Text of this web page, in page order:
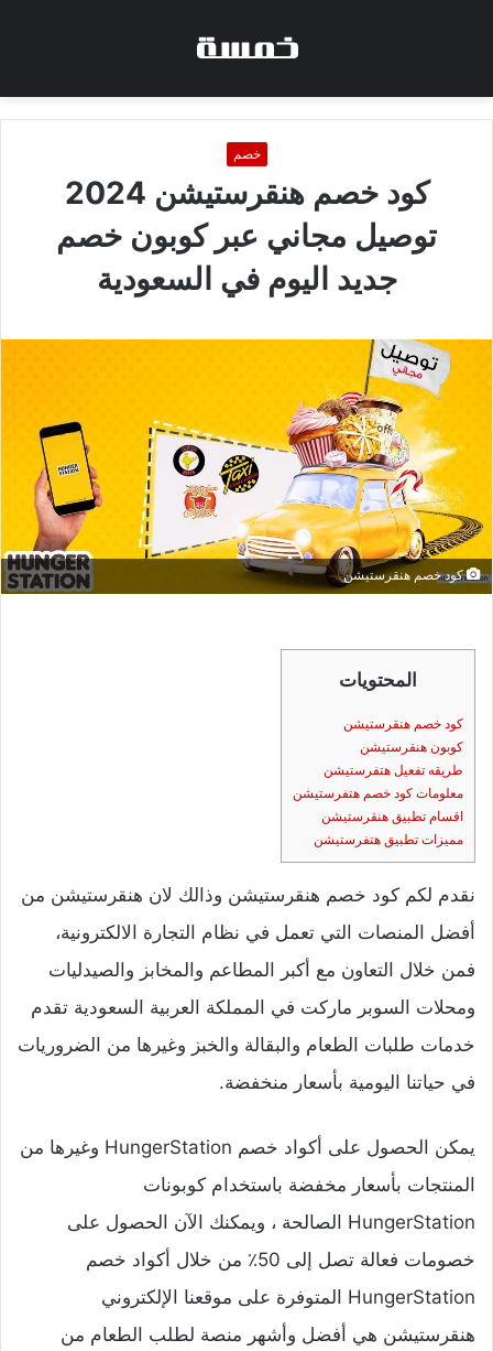
خصم
كود خصم هنقرستيشن 2024
توصيل مجاني عبر كوبون خصم
جديد اليوم في السعودية
كود خصم هنقرستيشن
المحتويات
كود خصم هنقرستيشن
كوبون هنقرستيشن
طريقه تفعيل هتفرستيشن
معلومات كود خصم هتفرستيشن
اقسام تطبيق هنقرستيشن
مميزات تطبيق هتفرستيشن
نقدم لكم كود خصم هنقرستيشن وذالك لان هنقرستيشن من
أفضل المنصات التي تعمل في نظام التجارة الالكترونية،
فمن خلال التعاون مع أكبر المطاعم والمخابز والصيدليات
ومحلات السوبر ماركت في المملكة العربية السعودية تقدم
خدمات طلبات الطعام والبقالة والخبز وغيرها من الضروريات
في حياتنا اليومية بأسعار منخفضة.
يمكن الحصول على أكواد خصم HungerStation وغيرها من
المنتجات بأسعار مخفضة باستخدام كوبونات
HungerStation الصالحة ، ويمكنك الآن الحصول على
خصومات فعالة تصل إلى 50٪ من خلال أكواد خصم
HungerStation المتوفرة على موقعنا الإلكتروني
هنقرستيشن هي أفضل وأشهر منصة لطلب الطعام من